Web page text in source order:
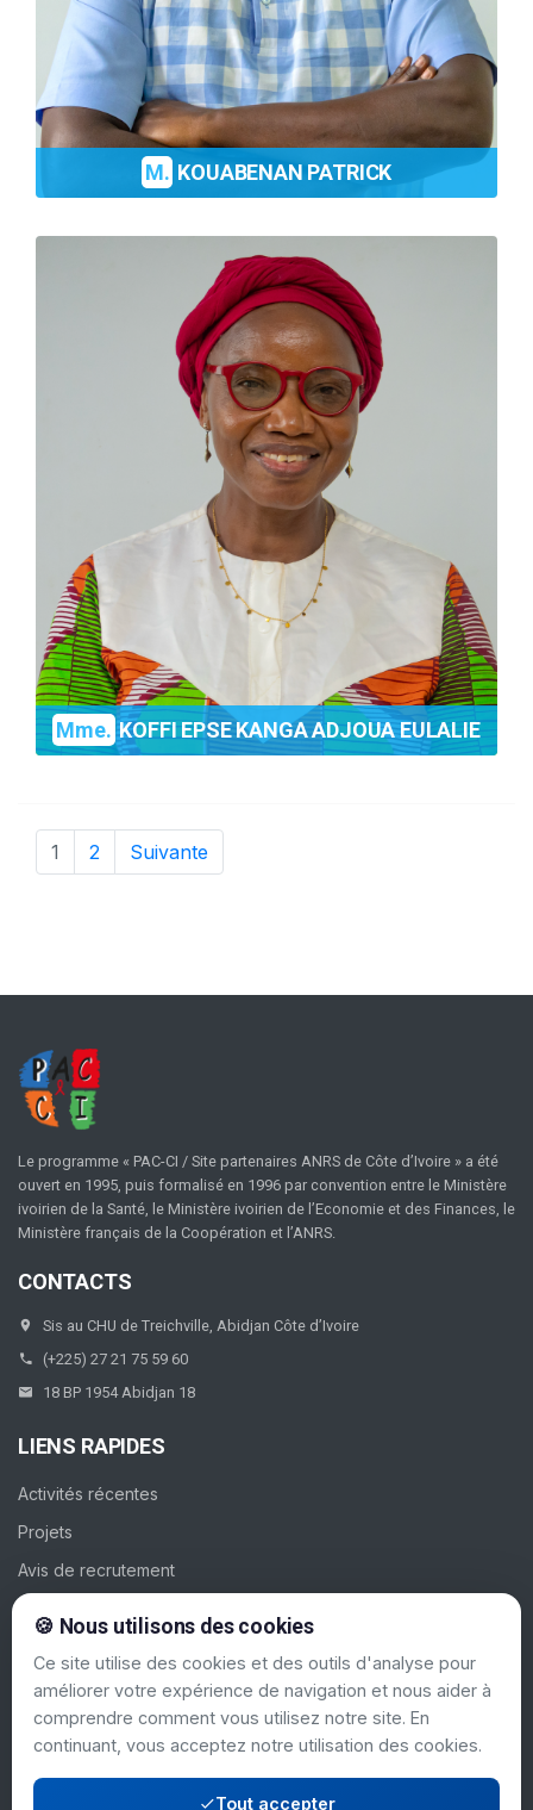
M. KOUABENAN PATRICK
Mme. KOFFI EPSE KANGA ADJOUA EULALIE
1 2 Suivante
Le programme « PAC-CI / Site partenaires ANRS de Côte d’Ivoire » a été
ouvert en 1995, puis formalisé en 1996 par convention entre le Ministère
ivoirien de la Santé, le Ministère ivoirien de l’Economie et des Finances, le
Ministère français de la Coopération et l’ANRS.
CONTACTS
Sis au CHU de Treichville, Abidjan Côte d’Ivoire
(+225) 27 21 75 59 60
18 BP 1954 Abidjan 18
LIENS RAPIDES
Activités récentes
Projets
Avis de recrutement
SUIVEZ-NOUS
🍪 Nous utilisons des cookies
Ce site utilise des cookies et des outils d'analyse pour
améliorer votre expérience de navigation et nous aider à
comprendre comment vous utilisez notre site. En
continuant, vous acceptez notre utilisation des cookies.
Tout accepter